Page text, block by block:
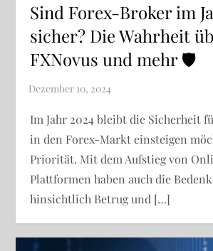
Sind Forex-Broker im
sicher? Die Wahrheit
FXNovus und mehr 🛡️
Im Jahr 2024 bleibt die Sicherheit
in den Forex-Markt einsteigen
Priorität. Mit dem Aufstieg von
Plattformen haben auch die
hinsichtlich Betrug und […]